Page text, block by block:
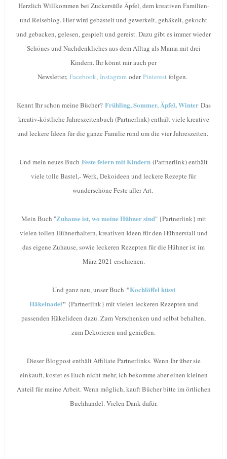
Herzlich Willkommen bei Zuckersüße Äpfel, dem kreativen Familien-
und Reiseblog. Hier wird gebastelt und gewerkelt, gehäkelt, gekocht
und gebacken, gelesen, gespielt und gereist. Dazu gibt es immer wieder
Schönes und Nachdenkliches aus dem Alltag als Mama mit drei
Kindern. Ihr könnt mir auch per
Newsletter, Facebook, Instagram oderPinterest folgen.
Kennt Ihr schon meine Bücher? Frühling, Sommer, Äpfel, Winter Das
kreativ-köstliche Jahreszeitenbuch (Partnerlink) enthält viele kreative
und leckere Ideen für die ganze Familie rund um die vier Jahreszeiten.
Und mein neues Buch Feste feiern mit Kindern (Partnerlink) enthält
viele tolle Bastel,- Werk, Dekoideen und leckere Rezepte für
wunderschöne Feste aller Art.
Mein Buch "Zuhause ist, wo meine Hühner sind" {Partnerlink} mit
vielen tollen Hühnerhaltern, kreativen Ideen für den Hühnerstall und
das eigene Zuhause, sowie leckeren Rezepten für die Hühner ist im
März 2021 erschienen.
Und ganz neu, unser Buch "Kochlöffel küsst
Häkelnadel" {Partnerlink} mit vielen leckeren Rezepten und
passenden Häkelideen dazu. Zum Verschenken und selbst behalten,
zum Dekorieren und genießen.
Dieser Blogpost enthält Affiliate Partnerlinks. Wenn Ihr über sie
einkauft, kostet es Euch nicht mehr, ich bekomme aber einen kleinen
Anteil für meine Arbeit. Wenn möglich, kauft Bücher bitte im örtlichen
Buchhandel. Vielen Dank dafür.